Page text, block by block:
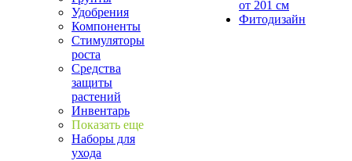
Удобрения
Компоненты
Стимуляторы
роста
Средства
защиты
растений
Инвентарь
Показать еще
Наборы для
ухода
от 201 см
Фитодизайн